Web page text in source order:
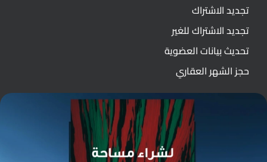
تجديد الاشتراك
تجديد الاشتراك للغير
تحديث بيانات العضوية
حجز الشهر العقاري